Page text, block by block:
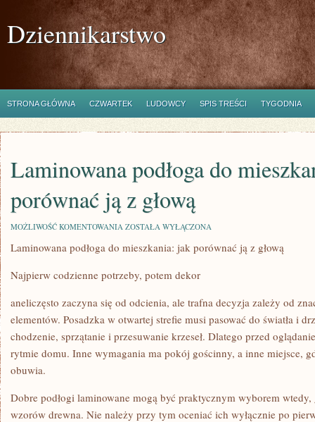
Dziennikarstwo
STRONA GŁÓWNA CZWARTEK LUDOWCY SPIS TREŚCI TYGODNIA
Laminowana podłoga do
porównać ją z głową
MOŻLIWOŚĆ KOMENTOWANIA LAMINOWANA
DO
PORÓWNAĆ
Z
ZOSTAŁA WYŁĄCZONA
Laminowana podłoga do mieszkania: jak porównać ją z głową
Najpierw codzienne potrzeby, potem dekor
aneliczęsto zaczyna się od odcienia, ale trafna decyzja zależy od
elementów. Posadzka w otwartej strefie musi pasować do światła i
chodzenie, sprzątanie i przesuwanie krzeseł. Dlatego przed
rytmie domu. Inne wymagania ma pokój gościnny, a inne miejsce,
obuwia.
Dobre podłogi laminowane mogą być praktycznym wyborem
wzorów drewna. Nie należy przy tym oceniać ich wyłącznie po